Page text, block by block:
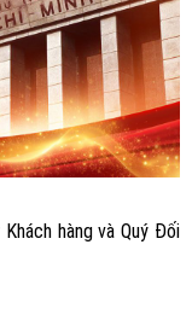
hàng và Quý Đối